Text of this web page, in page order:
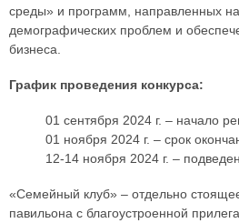
среды» и программ, направленных
демографических проблем и
бизнеса.
График проведения конкурса:
01 сентября 2024 г. – начало
01 ноября 2024 г. – срок
12-14 ноября 2024 г. –
«Семейный клуб» – отдельно
павильона с благоустроенной